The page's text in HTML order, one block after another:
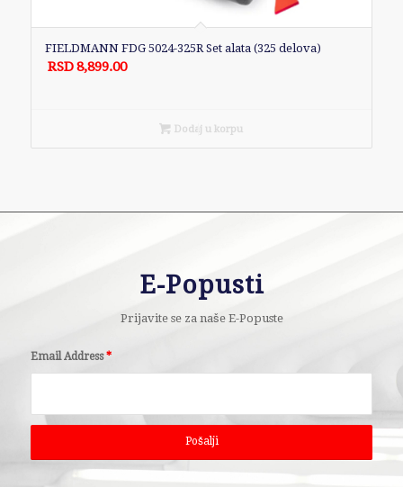
FIELDMANN FDG 5024-325R Set alata (325 delova)
RSD8,899.00
Dodaj u korpu
E-Popusti
Prijavite se za naše E-Popuste
Email Address*